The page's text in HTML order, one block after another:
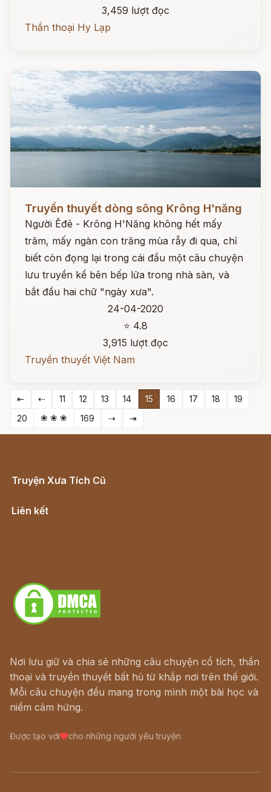
3,459 lượt đọc
Thần thoại Hy Lạp
Đọc ngay
Truyền thuyết dòng sông Krông H'năng
Người Êđê - Krông H'Năng không hết mấy
trăm, mấy ngàn con trăng mùa rẫy đi qua, chỉ
biết còn đọng lại trong cái đầu một câu chuyện
lưu truyền kể bên bếp lửa trong nhà sàn, và
bắt đầu hai chữ "ngày xưa".
24-04-2020
⭐ 4.8
3,915 lượt đọc
Truyền thuyết Việt Nam
⇤ ⇠ 11 12 13 14 15 16 17 18
19
20
❀ ❀ ❀ 169 ⇢ ⇥
Truyện Xưa Tích Cũ
Liên kết
Nơi lưu giữ và chia sẻ những câu chuyện cổ tích, thần
thoại và truyền thuyết bất hủ từ khắp nơi trên thế giới.
Mỗi câu chuyện đều mang trong mình một bài học và
niềm cảm hứng.
Được tạo với cho những người yêu truyện